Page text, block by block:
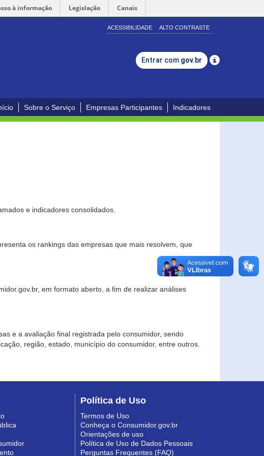
à informação Legislação Canais
ACESSIBILIDADE ALTO CONTRASTE
Entrar com gov.br
Sobre o Serviço Empresas Participantes Indicadores
e indicadores consolidados.
os rankings das empresas que mais resolvem, que
em formato aberto, a fim de realizar análises
e a avaliação final registrada pelo consumidor, sendo
região, estado, município do consumidor, entre outros.
Política de Uso
Termos de Uso
Conheça o Consumidor.gov.br
Orientações de uso
Política de Uso de Dados Pessoais
Perguntas Frequentes (FAQ)